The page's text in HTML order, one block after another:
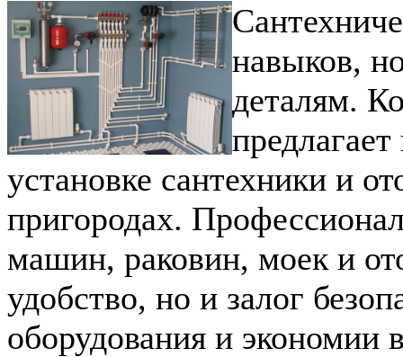
навыков,
деталям.
установке сантехники и
пригородах.
машин, раковин, моек и
удобство, но и залог
оборудования и экономии